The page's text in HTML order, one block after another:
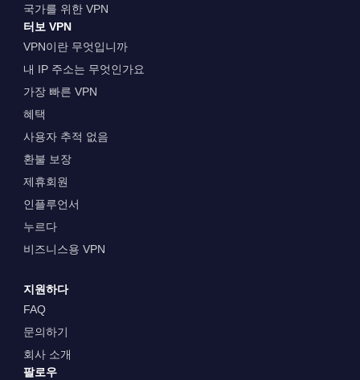
국가를 위한 VPN
터보 VPN
VPN이란 무엇입니까
내 IP 주소는 무엇인가요
가장 빠른 VPN
혜택
사용자 추적 없음
환불 보장
제휴회원
인플루언서
누르다
비즈니스용 VPN
지원하다
FAQ
문의하기
회사 소개
팔로우